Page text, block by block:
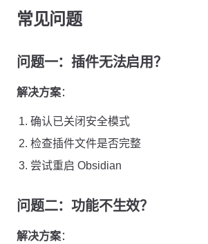
常见问题
问题一：插件无法启用？
解决方案：
确认已关闭安全模式
检查插件文件是否完整
尝试重启 Obsidian
问题二：功能不生效？
解决方案：